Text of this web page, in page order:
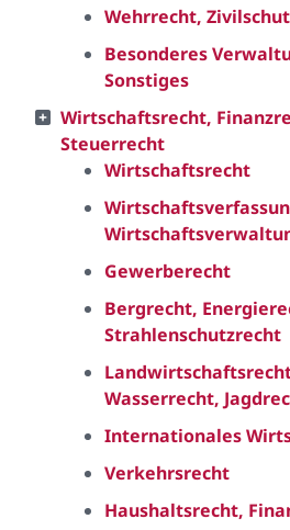
Wehrrecht,
Besonderes
Sonstiges
Wirtschaftsrecht,
Steuerrecht
Wirtschaftsrecht
Gewerberecht
Bergrecht,
Strahlenschutzrecht
Wasserrecht,
Internationales
Verkehrsrecht
Haushaltsrecht,